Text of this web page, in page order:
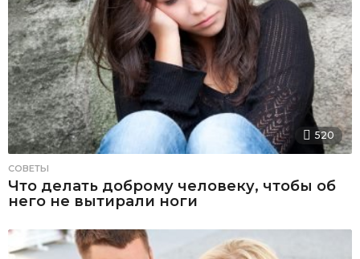
520
СОВЕТЫ
Что делать доброму человеку, чтобы об
него не вытирали ноги